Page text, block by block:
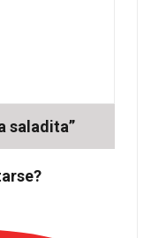
saladita”